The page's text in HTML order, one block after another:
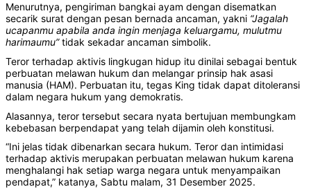
Menurutnya, pengiriman bangkai ayam dengan disematkan
secarik surat dengan pesan bernada ancaman, yakni “Jagalah
ucapanmu apabila anda ingin menjaga keluargamu, mulutmu
harimaumu”tidak sekadar ancaman simbolik.
Teror terhadap aktivis lingkugan hidup itu dinilai sebagai bentuk
perbuatan melawan hukum dan melangar prinsip hak asasi
manusia (HAM). Perbuatan itu, tegas King tidak dapat ditoleransi
dalam negara hukum yang demokratis.
Alasannya, teror tersebut secara nyata bertujuan membungkam
kebebasan berpendapat yang telah dijamin oleh konstitusi.
“Ini jelas tidak dibenarkan secara hukum. Teror dan intimidasi
terhadap aktivis merupakan perbuatan melawan hukum karena
menghalangi hak setiap warga negara untuk menyampaikan
pendapat,” katanya, Sabtu malam, 31 Desember 2025.